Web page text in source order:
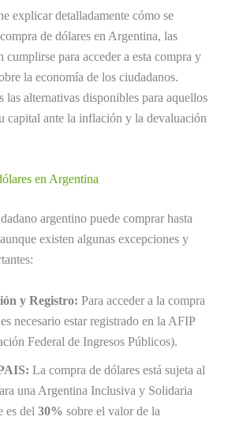
explicar detalladamente cómo se
de dólares en Argentina, las
cumplirse para acceder a esta compra y
la economía de los ciudadanos.
las alternativas disponibles para aquellos
capital ante la inflación y la devaluación
en Argentina
argentino puede comprar hasta
existen algunas excepciones y
y Registro: Para acceder a la compra
necesario estar registrado en la AFIP
Federal de Ingresos Públicos).
La compra de dólares está sujeta al
una Argentina Inclusiva y Solidaria
es del 30% sobre el valor de la